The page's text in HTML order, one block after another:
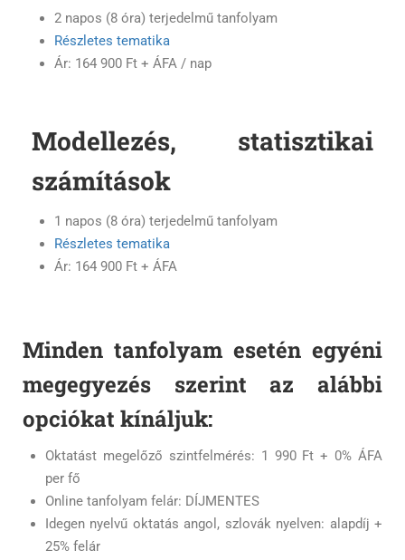
2 napos (8 óra) terjedelmű tanfolyam
Részletes tematika
Ár: 164 900 Ft + ÁFA / nap
Modellezés, statisztikai
számítások
1 napos (8 óra) terjedelmű tanfolyam
Részletes tematika
Ár: 164 900 Ft + ÁFA
Minden tanfolyam esetén egyéni
megegyezés szerint az alábbi
opciókat kínáljuk:
Oktatást megelőző szintfelmérés: 1 990 Ft + 0% ÁFA
per fő
Online tanfolyam felár: DÍJMENTES
Idegen nyelvű oktatás angol, szlovák nyelven: alapdíj +
25% felár